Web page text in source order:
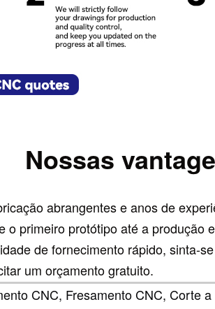
Nossas
abrangentes e anos de
o primeiro protótipo até a produção
de fornecimento rápido, sinta-
um orçamento gratuito.
CNC, Fresamento CNC, Corte